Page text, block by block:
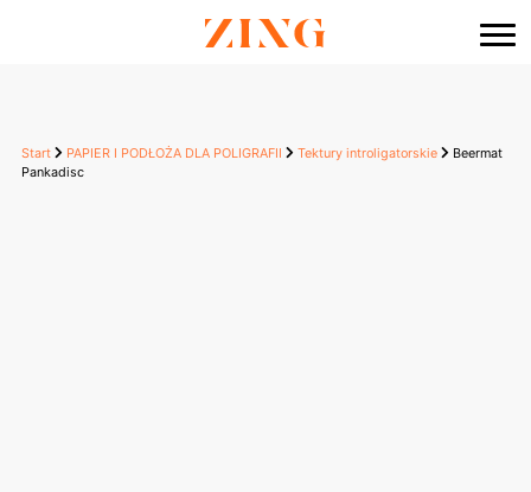
Start PAPIER I PODŁOŻA DLA POLIGRAFII Tektury introligatorskie
Beermat
Pankadisc